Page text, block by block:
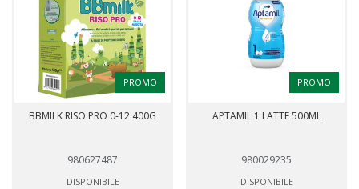
PROMO
BBMILK RISO PRO 0-12 400G
980627487
DISPONIBILE
PROMO
APTAMIL 1 LATTE 500ML
980029235
DISPONIBILE